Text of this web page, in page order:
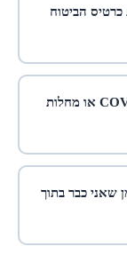
הביטוח
האם ביטוח נסיעות לשנת 2026 מכסה COVID-19 או מחלות
שאני כבר בתוך